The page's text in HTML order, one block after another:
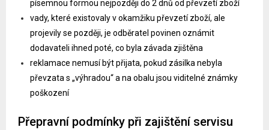
písemnou formou nejpozději do 2 dnů od převzetí zboží
vady, které existovaly v okamžiku převzetí zboží, ale
projevily se později, je odběratel povinen oznámit
dodavateli ihned poté, co byla závada zjištěna
reklamace nemusí být přijata, pokud zásilka nebyla
převzata s „výhradou“ a na obalu jsou viditelné známky
poškození
Přepravní podmínky při zajištění servisu